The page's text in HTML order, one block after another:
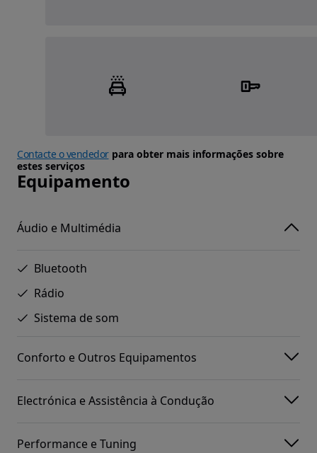
Contacte o vendedorpara obter mais informações sobre
estes serviços
Equipamento
Áudio e Multimédia
Bluetooth
Rádio
Sistema de som
Conforto e Outros Equipamentos
Electrónica e Assistência à Condução
Performance e Tuning